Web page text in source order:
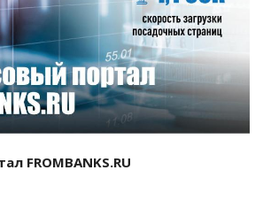
проект
FROMBANKS.RU